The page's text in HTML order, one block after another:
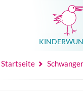
Startseite